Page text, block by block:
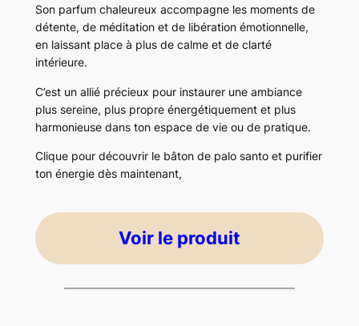
Son parfum chaleureux accompagne les moments de
détente, de méditation et de libération émotionnelle,
en laissant place à plus de calme et de clarté
intérieure.
C’est un allié précieux pour instaurer une ambiance
plus sereine, plus propre énergétiquement et plus
harmonieuse dans ton espace de vie ou de pratique.
Clique pour découvrir le bâton de palo santo et purifier
ton énergie dès maintenant,
Voir le produit